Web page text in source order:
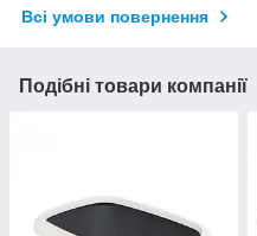
Всі умови повернення
Подібні товари компанії